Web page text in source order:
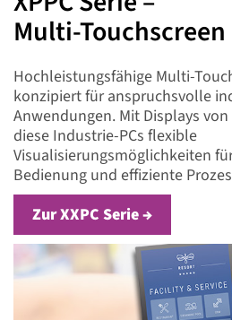
Multi-
Hochleistungsfähige Multi-
konzipiert für anspruchsvolle
Anwendungen. Mit Displays
diese Industrie-PCs flexible
Visualisierungsmöglichkeiten
Bedienung und effiziente
Zur XXPC Serie →